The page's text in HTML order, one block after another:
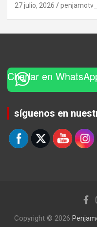
27 julio, 2026
Charlar en
síguenos en
Copyright © 2026